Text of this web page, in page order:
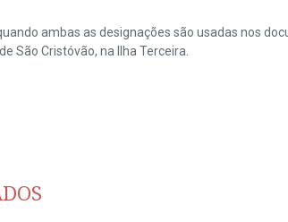
ambas as designações são usadas nos
São Cristóvão, na Ilha Terceira.